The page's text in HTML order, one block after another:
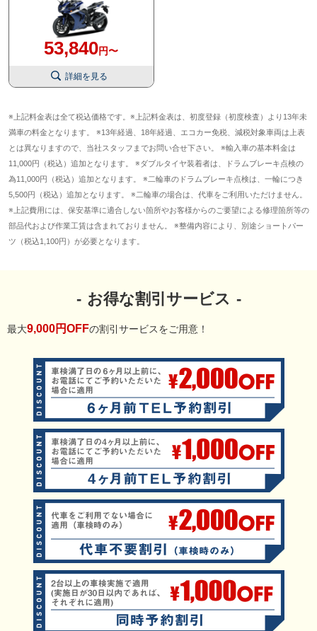
53,840円〜
詳細を見る
※上記料金表は全て税込価格です。※上記料金表は、初度登録（初度検査）より13年未
満車の料金となります。 ※13年経過、18年経過、エコカー免税、減税対象車両は上表
とは異なりますので、当社スタッフまでお問い合せ下さい。 ※輸入車の基本料金は
11,000円（税込）追加となります。 ※ダブルタイヤ装着者は、ドラムブレーキ点検の
為11,000円（税込）追加となります。 ※二輪車のドラムブレーキ点検は、一輪につき
5,500円（税込）追加となります。 ※二輪車の場合は、代車をご利用いただけません。
※上記費用には、保安基準に適合しない箇所やお客様からのご要望による修理箇所等の
部品代および作業工賃は含まれておりません。 ※整備内容により、別途ショートパー
ツ（税込1,100円）が必要となります。
お得な割引サービス
最大9,000円OFFの割引サービスをご用意！